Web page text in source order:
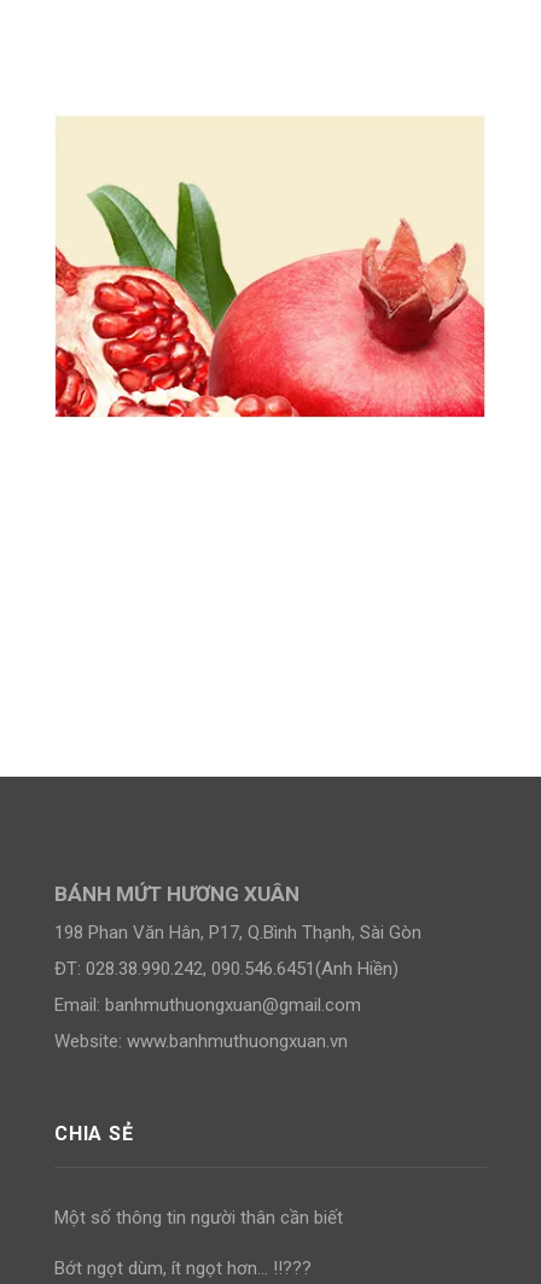
BÁNH MỨT HƯƠNG XUÂN
198 Phan Văn Hân, P17, Q.Bình Thạnh, Sài Gòn
ĐT: 028.38.990.242, 090.546.6451(Anh Hiền)
Email: banhmuthuongxuan@gmail.com
Website: www.banhmuthuongxuan.vn
CHIA SẺ
Một số thông tin người thân cần biết
Bớt ngọt dùm, ít ngọt hơn… !!???